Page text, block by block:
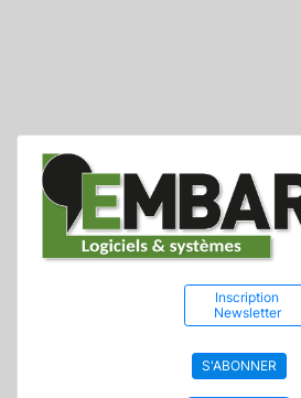
Inscription
Newsletter
S'ABONNER